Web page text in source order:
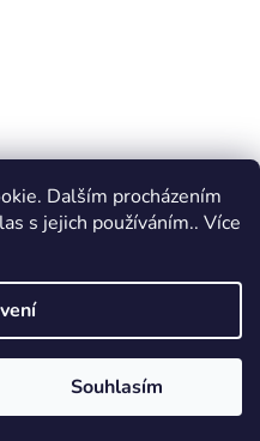
Dalším procházením
s jejich používáním.. Více
Souhlasím
práva vyhrazena.Upravit